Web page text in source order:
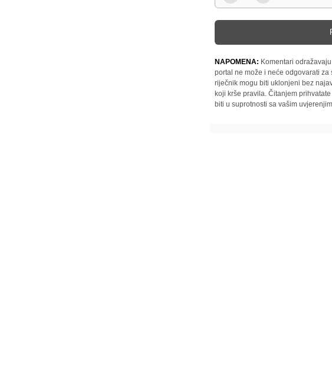
NAPOMENA: Komentari
portal ne može i neće odgovarati
riječnik mogu biti uklonjeni bez
koji krše pravila. Čitanjem
biti u suprotnosti sa vašim